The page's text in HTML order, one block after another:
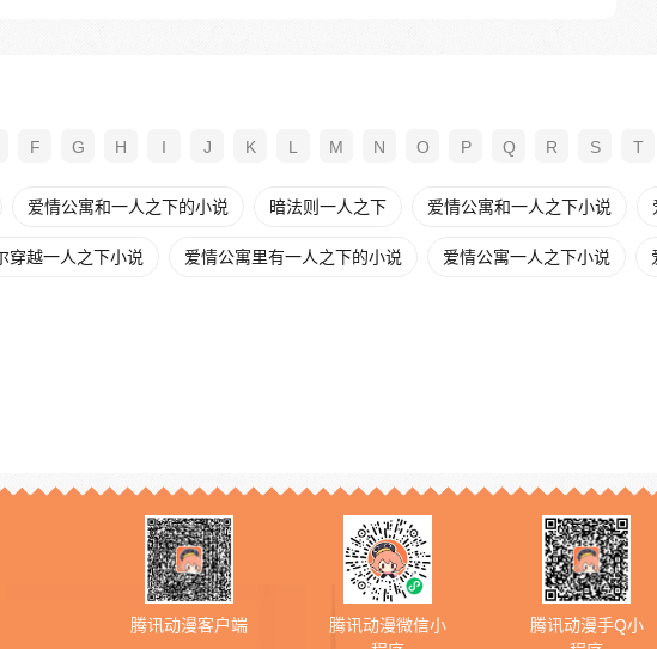
F G H I J K L M N O P Q R S T
爱情公寓和一人之下的小说 暗法则一人之下 爱情公寓和一人之下小说
穿越一人之下小说 爱情公寓里有一人之下的小说 爱情公寓一人之下小说
腾讯动漫客户端
腾讯动漫微信小
腾讯动漫手Q小